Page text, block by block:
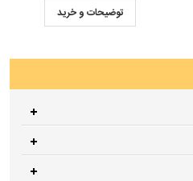
توضیحات و خرید